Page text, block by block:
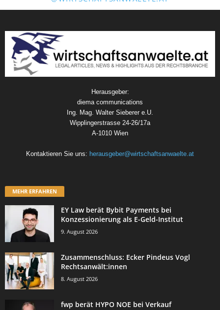
Herausgeber:
diema communications
Ing. Mag. Walter Sieberer e.U.
Wipplingerstrasse 24-26/17a
A-1010 Wien
Kontaktieren Sie uns: herausgeber@wirtschaftsanwaelte.at
MEHR ERFAHREN
EY Law berät Bybit Payments bei
Konzessionierung als E-Geld-Institut
9. August 2026
Zusammenschluss: Ecker Pindeus Vogl
Rechtsanwält:innen
8. August 2026
fwp berät HYPO NOE bei Verkauf